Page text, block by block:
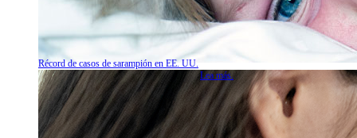
Récord de casos de sarampión en EE. UU.
Lea más.